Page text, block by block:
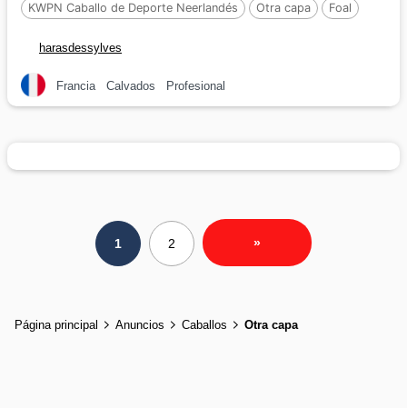
KWPN Caballo de Deporte Neerlandés
Otra capa Foal
harasdessylves
Francia Calvados Profesional
1 2 »
Página principal Anuncios Caballos Otra capa